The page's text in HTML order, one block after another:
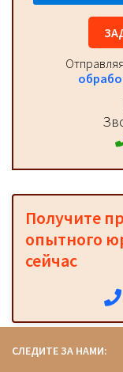
Получите
опытного
сейчас
СЛЕДИТЕ ЗА НАМИ: